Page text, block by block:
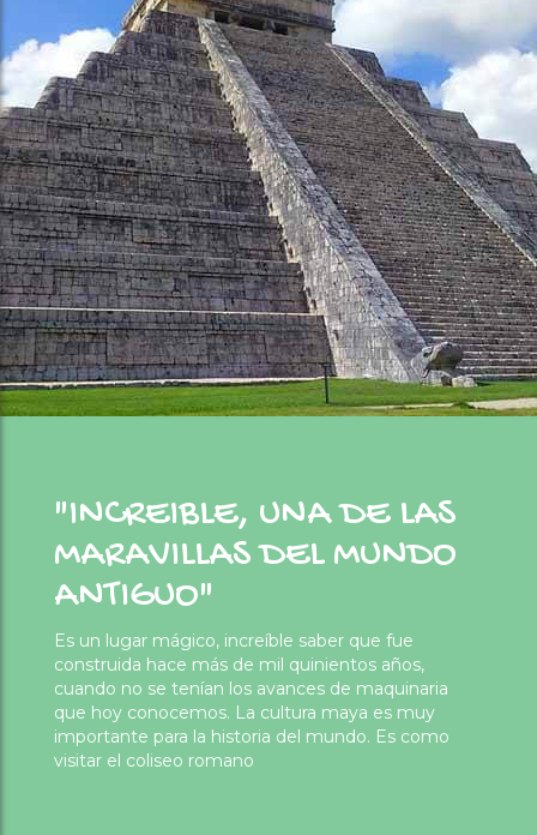
"INCREIBLE, UNA DE LAS
MARAVILLAS DEL MUNDO
ANTIGUO"
Es un lugar mágico, increíble saber que fue
construida hace más de mil quinientos años,
cuando no se tenían los avances de maquinaria
que hoy conocemos. La cultura maya es muy
importante para la historia del mundo. Es como
visitar el coliseo romano